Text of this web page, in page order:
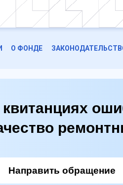
О ФОНДЕ
Направить обращение